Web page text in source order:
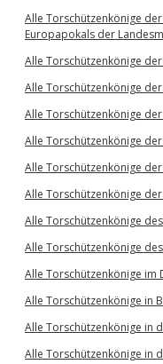
Alle Torschützenkönige
Europapokals der
Alle Torschützenkönige
Alle Torschützenkönige
Alle Torschützenkönige der
Alle Torschützenkönige
Alle Torschützenkönige der
Alle Torschützenkönige der
Alle Torschützenkönige
Alle Torschützenkönige
Alle Torschützenkönige im
Alle Torschützenkönige in
Alle Torschützenkönige in
Alle Torschützenkönige in